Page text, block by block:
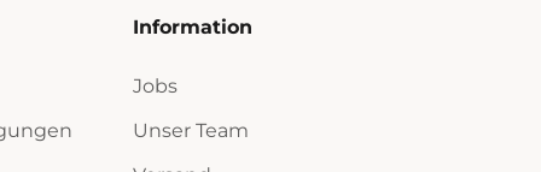
Information
Jobs
Unser Team